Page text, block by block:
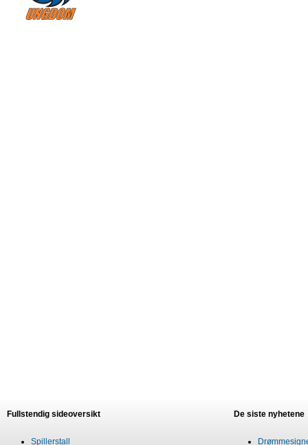
Fullstendig sideoversikt
Spillerstall
De siste nyhetene